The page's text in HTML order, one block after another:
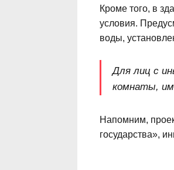
Кроме того, в
условия.
воды,
Для лиц с
комнаты,
Напомним,
государства»,